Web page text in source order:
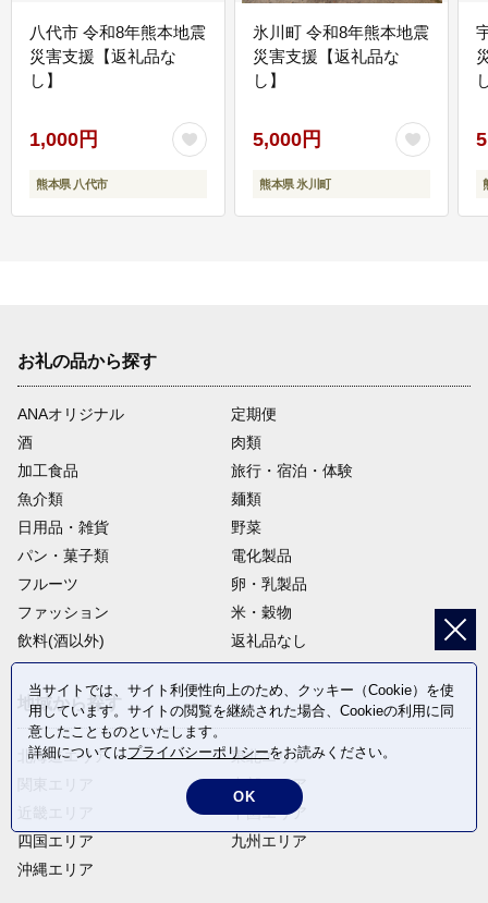
八代市 令和8年熊本地震
災害支援【返礼品な
し】
1,000円
熊本県 八代市
氷川町 令和8年熊本地震
災害支援【返礼品な
し】
5,000円
熊本県 氷川町
お礼の品から探す
ANAオリジナル
定期便
酒
肉類
加工食品
旅行・宿泊・体験
魚介類
麺類
日用品・雑貨
野菜
パン・菓子類
電化製品
フルーツ
卵・乳製品
ファッション
米・穀物
飲料(酒以外)
返礼品なし
地域から探す
北海道エリア
四国エリア
沖縄エリア
東北エリア
中部エリア
中国エリア
九州エリア
当サイトでは、サイト利便性向上のため、クッキー（Cookie）を使
用しています。サイトの閲覧を継続された場合、Cookieの利用に同
意したことものといたします。
詳細についてはプライバシーポリシーをお読みください。
OK